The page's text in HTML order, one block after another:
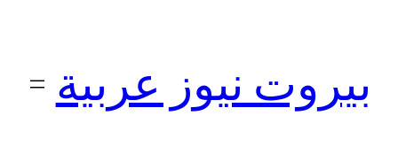
بيروت نيوز عربية